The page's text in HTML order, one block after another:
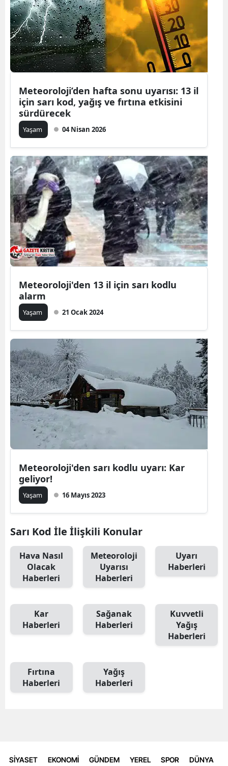
Meteoroloji’den hafta sonu uyarısı: 13 il
için sarı kod, yağış ve fırtına etkisini
sürdürecek
Yaşam 04 Nisan 2026
Meteoroloji'den 13 il için sarı kodlu
alarm
Yaşam 21 Ocak 2024
Meteoroloji'den sarı kodlu uyarı: Kar
geliyor!
Yaşam 16 Mayıs 2023
Sarı Kod İle İlişkili Konular
Hava Nasıl
Olacak
Haberleri
Meteoroloji
Uyarısı
Haberleri
Uyarı
Haberleri
Kar
Haberleri
Sağanak
Haberleri
Kuvvetli
Yağış
Haberleri
Fırtına
Haberleri
Yağış
Haberleri
SİYASET EKONOMİ GÜNDEM YEREL SPOR DÜNYA